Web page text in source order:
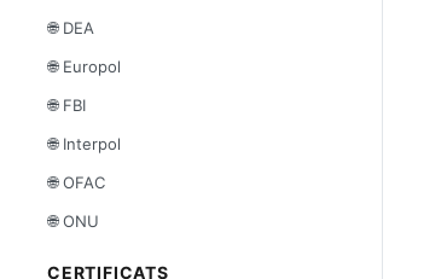
🌐 DEA
🌐 Europol
🌐 FBI
🌐 Interpol
🌐 OFAC
🌐 ONU
CERTIFICATS